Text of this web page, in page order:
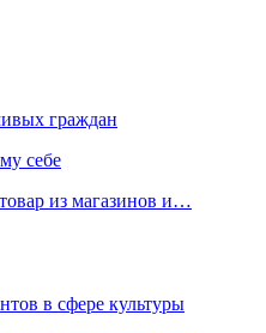
граждан
себе
из магазинов и…
в сфере культуры